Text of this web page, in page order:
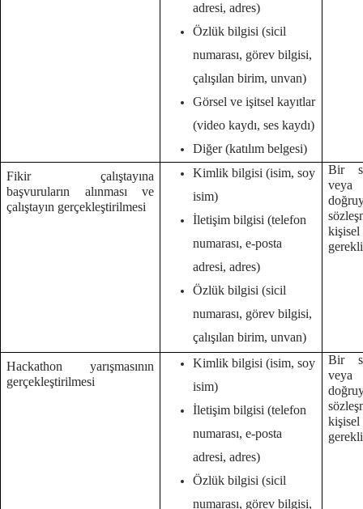
adresi, adres)
Özlük bilgisi (sicil
numarası, görev bilgisi,
çalışılan birim, unvan)
Görsel ve işitsel kayıtlar
(video kaydı, ses kaydı)
Diğer (katılım belgesi)
Fikir çalıştayına
başvuruların alınması ve
çalıştayın gerçekleştirilmesi
Kimlik bilgisi (isim, soy
isim)
İletişim bilgisi (telefon
numarası, e-posta
adresi, adres)
Özlük bilgisi (sicil
numarası, görev bilgisi,
çalışılan birim, unvan)
Bir
veya
Hackathon yarışmasının
gerçekleştirilmesi
Kimlik bilgisi (isim, soy
isim)
İletişim bilgisi (telefon
numarası, e-posta
adresi, adres)
Özlük bilgisi (sicil
numarası, görev bilgisi,
Bir
veya